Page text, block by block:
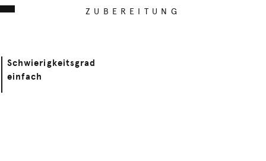
ZUBEREITUNG
Schwierigkeitsgrad
einfach